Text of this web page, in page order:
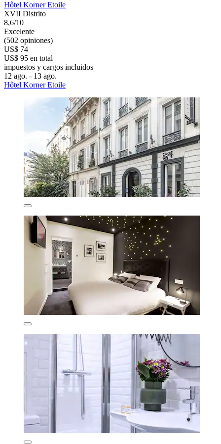
Hôtel Korner Etoile
XVII Distrito
8,6/10
Excelente
(502 opiniones)
US$ 74
US$ 95 en total
impuestos y cargos incluidos
12 ago. - 13 ago.
Hôtel Korner Etoile